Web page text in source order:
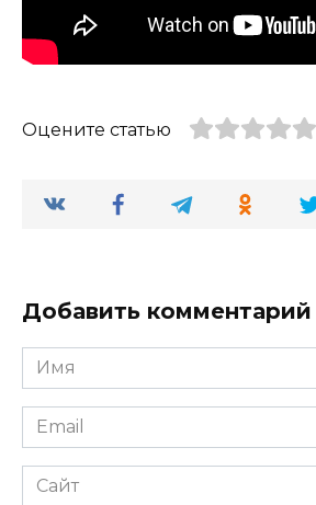
Оцените статью
Добавить комментарий
Имя
*
Email
*
Сайт